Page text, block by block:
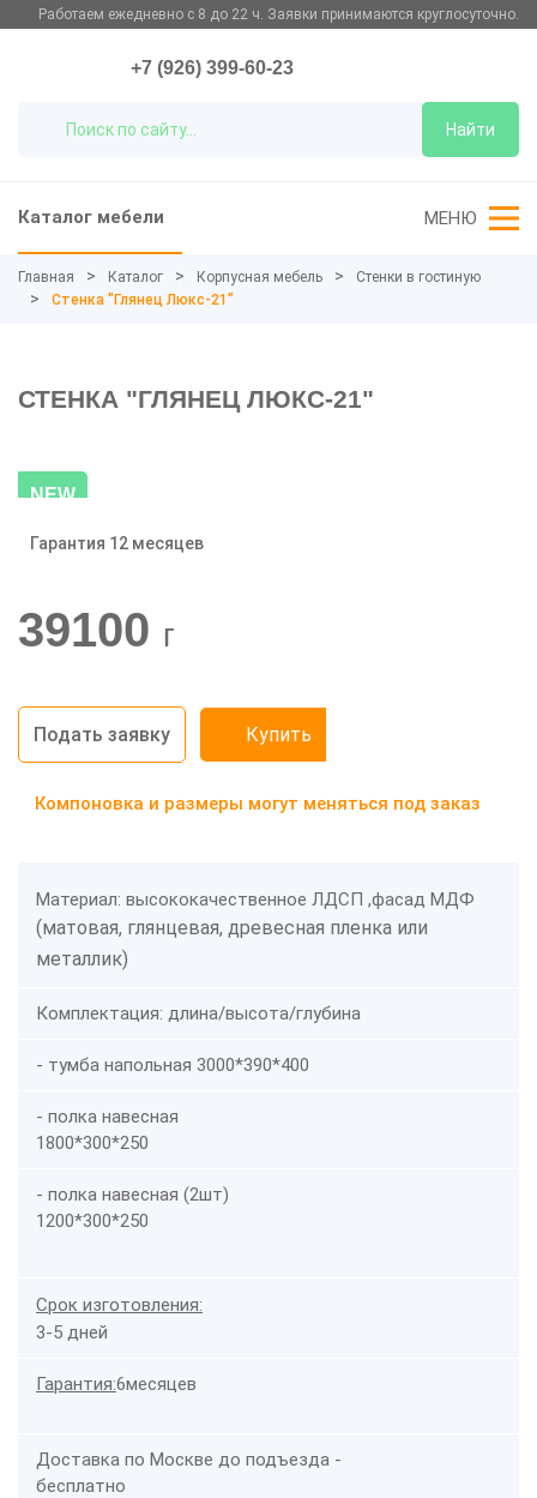
Работаем ежедневно с 8 до 22 ч. Заявки принимаются круглосуточно.
Найти
+7 (926) 399-60-23
Каталог мебели МЕНЮ
Главная Каталог Корпусная мебель
Стенки в гостиную
Стенка "Глянец Люкс-21"
СТЕНКА "ГЛЯНЕЦ ЛЮКС-21"
NEW
-20%
Гарантия 12 месяцев
39100 г
Подать заявку Купить
Компоновка и размеры могут меняться под заказ
Материал: высококачественное ЛДСП ,фасад МДФ
(матовая, глянцевая, древесная пленка или
металлик)
Комплектация: длина/высота/глубина
- тумба напольная 3000*390*400
- полка навесная
1800*300*250
- полка навесная (2шт)
1200*300*250
Срок изготовления:
3-5 дней
Гарантия:6месяцев
Доставка по Москве до подъезда -
бесплатно